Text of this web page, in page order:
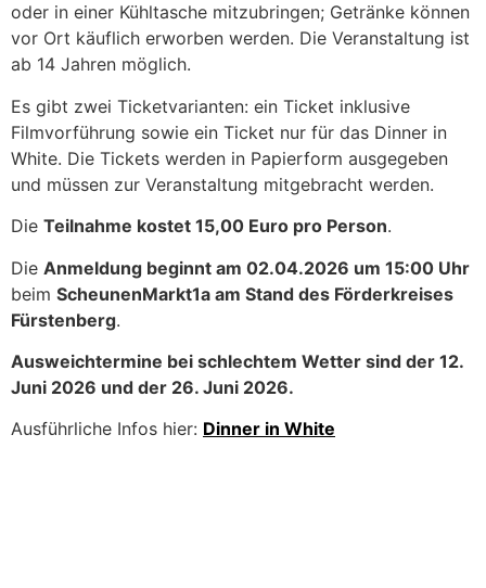
oder in einer Kühltasche mitzubringen; Getränke können
vor Ort käuflich erworben werden. Die Veranstaltung ist
ab 14 Jahren möglich.
Es gibt zwei Ticketvarianten: ein Ticket inklusive
Filmvorführung sowie ein Ticket nur für das Dinner in
White. Die Tickets werden in Papierform ausgegeben
und müssen zur Veranstaltung mitgebracht werden.
Die Teilnahme kostet 15,00 Euro pro Person.
Die Anmeldung beginnt am 02.04.2026 um 15:00 Uhr
beim ScheunenMarkt1a am Stand des Förderkreises
Fürstenberg.
Ausweichtermine bei schlechtem Wetter sind der 12.
Juni 2026 und der 26. Juni 2026.
Ausführliche Infos hier: Dinner in White